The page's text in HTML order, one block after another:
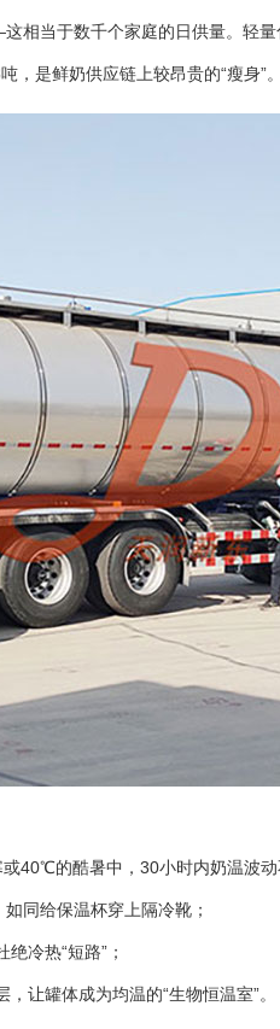
当于数千个家庭的日供量。轻
是鲜奶供应链上较昂贵的“瘦身”。
的酷暑中，30小时内奶温波
同给保温杯穿上隔冷靴；
冷热“短路”；
罐体成为均温的“生物恒温室”。